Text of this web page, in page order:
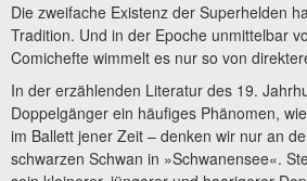
Die zweifache Existenz der Superhelden
Tradition. Und in der Epoche unmittelbar
Comichefte wimmelt es nur so von
In der erzählenden Literatur des 19.
Doppelgänger ein häufiges Phänomen,
im Ballett jener Zeit – denken wir nur an
schwarzen Schwan in »Schwanensee«.